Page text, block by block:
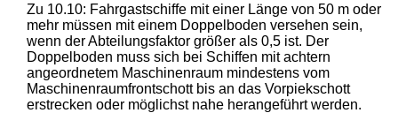
Zu 10.10: Fahrgastschiffe mit einer Länge von 50 m oder
mehr müssen mit einem Doppelboden versehen sein,
wenn der Abteilungsfaktor größer als 0,5 ist. Der
Doppelboden muss sich bei Schiffen mit achtern
angeordnetem Maschinenraum mindestens vom
Maschinenraumfrontschott bis an das Vorpiekschott
erstrecken oder möglichst nahe herangeführt werden.